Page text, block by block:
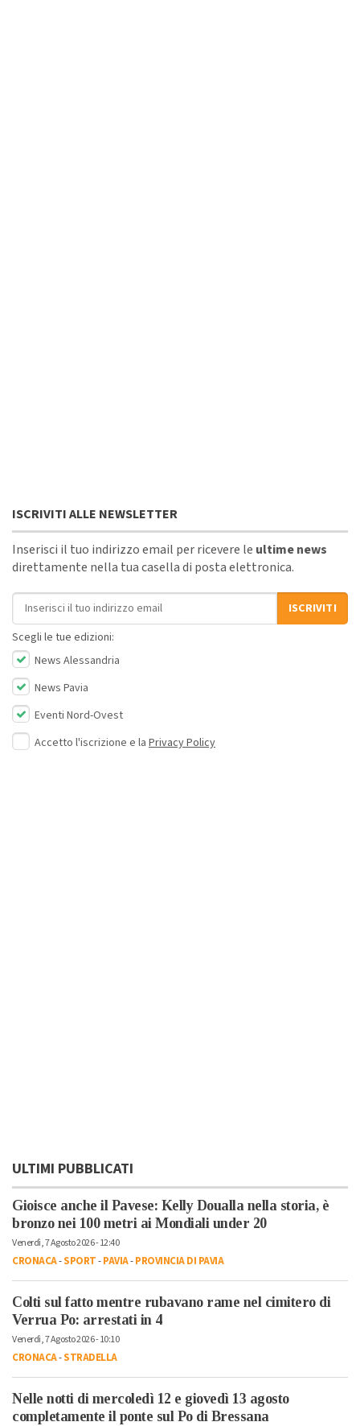
ISCRIVITI ALLE NEWSLETTER
Inserisci il tuo indirizzo email per ricevere le ultime news
direttamente nella tua casella di posta elettronica.
Indirizzo email
ISCRIVITI
Scegli le tue edizioni:
News Alessandria
News Pavia
Eventi Nord-Ovest
Accetto l'iscrizione e la Privacy Policy
ULTIMI PUBBLICATI
Gioisce anche il Pavese: Kelly Doualla nella storia, è
bronzo nei 100 metri ai Mondiali under 20
Venerdì, 7 Agosto 2026 - 12:40
CRONACA-SPORT-PAVIA-PROVINCIA DI PAVIA
Colti sul fatto mentre rubavano rame nel cimitero di
Verrua Po: arrestati in 4
Venerdì, 7 Agosto 2026 - 10:10
CRONACA-STRADELLA
Nelle notti di mercoledì 12 e giovedì 13 agosto
completamente il ponte sul Po di Bressana